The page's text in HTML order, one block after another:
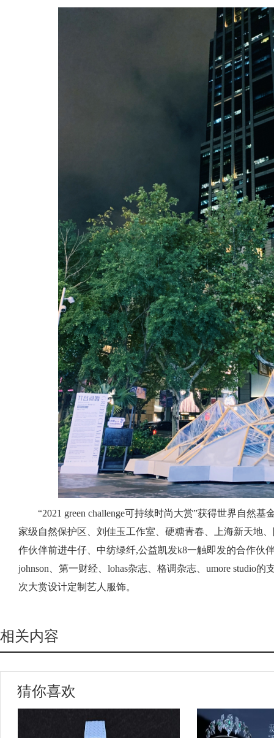
“2021 green challenge可持续时尚大赏”获得世界自然
家级自然保护区、刘佳玉工作室、硬糖青春、上海新天地
作伙伴前进牛仔、中纺绿纤,公益凯发k8一触即发的合作伙
johnson、第一财经、lohas杂志、格调杂志、umore studio
次大赏设计定制艺人服饰。
相关内容
猜你喜欢